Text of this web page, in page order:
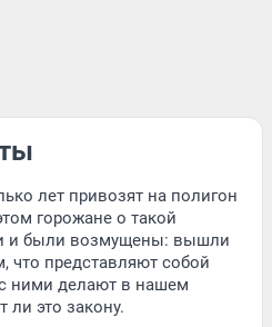
лет привозят на полигон
горожане о такой
и были возмущены: вышли
что представляют собой
ними делают в нашем
ли это закону.